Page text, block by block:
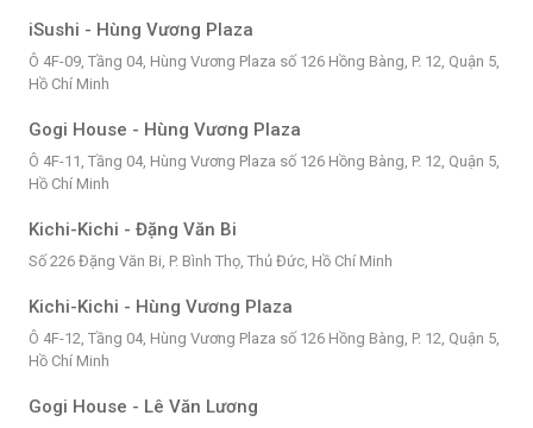
iSushi - Hùng Vương Plaza
Ô 4F-09, Tầng 04, Hùng Vương Plaza số 126 Hồng Bàng, P. 12, Quận 5,
Hồ Chí Minh
Gogi House - Hùng Vương Plaza
Ô 4F-11, Tầng 04, Hùng Vương Plaza số 126 Hồng Bàng, P. 12, Quận 5,
Hồ Chí Minh
Kichi-Kichi - Đặng Văn Bi
Số 226 Đặng Văn Bi, P. Bình Thọ, Thủ Đức, Hồ Chí Minh
Kichi-Kichi - Hùng Vương Plaza
Ô 4F-12, Tầng 04, Hùng Vương Plaza số 126 Hồng Bàng, P. 12, Quận 5,
Hồ Chí Minh
Gogi House - Lê Văn Lương